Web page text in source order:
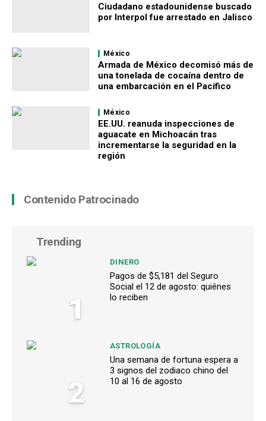
Ciudadano estadounidense buscado
por Interpol fue arrestado en Jalisco
México
Armada de México decomisó más de
una tonelada de cocaína dentro de
una embarcación en el Pacífico
México
EE.UU. reanuda inspecciones de
aguacate en Michoacán tras
incrementarse la seguridad en la
región
Contenido Patrocinado
Trending
1
DINERO
Pagos de $5,181 del Seguro
Social el 12 de agosto: quiénes
lo reciben
2
ASTROLOGÍA
Una semana de fortuna espera a
3 signos del zodiaco chino del
10 al 16 de agosto